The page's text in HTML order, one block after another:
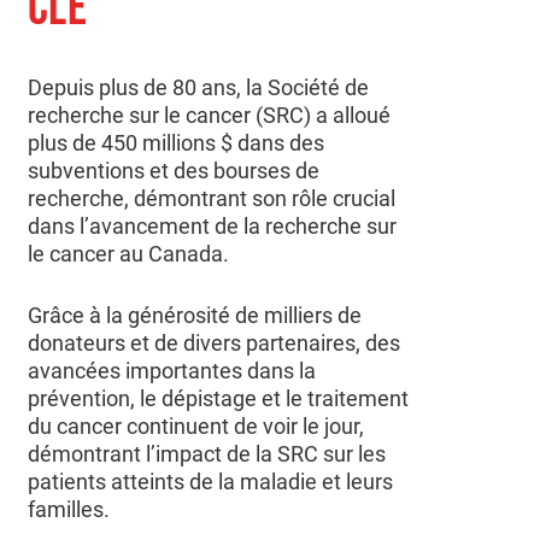
Depuis plus de 80 ans, la Société de
recherche sur le cancer (SRC) a alloué
plus de 450 millions $ dans des
subventions et des bourses de
recherche, démontrant son rôle crucial
dans l’avancement de la recherche sur
le cancer au Canada.
Grâce à la générosité de milliers de
donateurs et de divers partenaires, des
avancées importantes dans la
prévention, le dépistage et le traitement
du cancer continuent de voir le jour,
démontrant l’impact de la SRC sur les
patients atteints de la maladie et leurs
familles.